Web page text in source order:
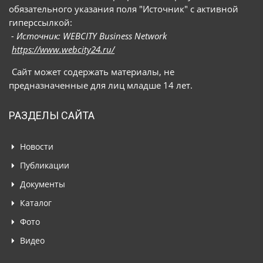
обязательного указания поля "Источник" с активной
гиперссылкой:
- Источник: WEBCITY Business Network
https://www.webcity24.ru/
Сайт может содержать материалы, не
предназначенные для лиц младше 14 лет.
РАЗДЕЛЫ САЙТА
Новости
Публикации
Документы
Каталог
Фото
Видео